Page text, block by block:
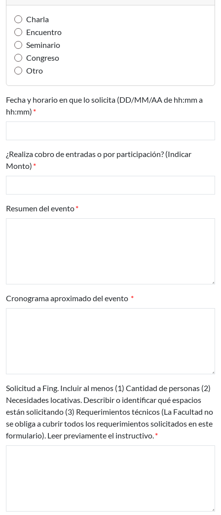
Charla
Encuentro
Seminario
Congreso
Otro
Fecha y horario en que lo solicita (DD/MM/AA de hh:mm a
hh:mm)
¿Realiza cobro de entradas o por participación? (Indicar
Monto)
Resumen del evento
Cronograma aproximado del evento
Solicitud a Fing. Incluir al menos (1) Cantidad de personas (2)
Necesidades locativas. Describir o identificar qué espacios
están solicitando (3) Requerimientos técnicos (La Facultad no
se obliga a cubrir todos los requerimientos solicitados en este
formulario). Leer previamente el instructivo.